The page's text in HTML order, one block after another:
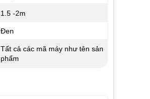
1.5 -2m
Đen
Tất cả các mã máy như tên sản
phẩm